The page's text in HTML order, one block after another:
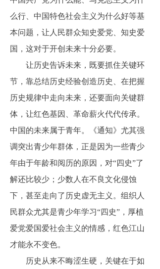
么行、中国特色社会主义为什么好等基
本问题，让人民群众知史爱党、知史爱
国，这对于开创未来十分必要。
让历史告诉未来，既要抓住关键环
节，靠总结历史经验创造历史、在把握
历史规律中走向未来，还要面向关键群
体，让红色基因、革命薪火代代传承。
中国的未来属于青年。《通知》尤其强
调突出青少年群体，正是因为一些青少
年由于年龄和阅历的原因，对“四史”了
解还比较少；少数人在不良文化侵蚀
下，甚至走向了历史虚无主义。组织人
民群众尤其是青少年学习“四史”，厚植
爱党爱国爱社会主义的情感，红色江山
才能永不变色。
历史从来不晦涩生硬，关键在于如